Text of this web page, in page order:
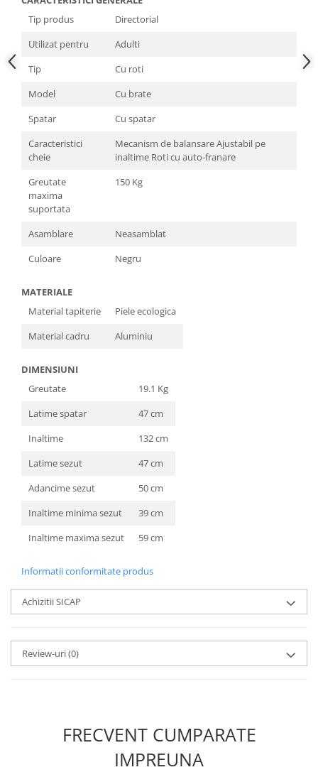
Tip produs
Directorial
Utilizat pentru
Adulti
Tip
Cu roti
Model
Cu brate
Spatar
Cu spatar
Caracteristici
cheie
Mecanism de balansare Ajustabil pe
inaltime Roti cu auto-franare
Greutate
maxima
suportata
150 Kg
Asamblare
Neasamblat
Culoare
Negru
MATERIALE
Material tapiterie
Piele ecologica
Material cadru
Aluminiu
DIMENSIUNI
Greutate
19.1 Kg
Latime spatar
47 cm
Inaltime
132 cm
Latime sezut
47 cm
Adancime sezut
50 cm
Inaltime minima sezut
39 cm
Inaltime maxima sezut
59 cm
Informatii conformitate produs
Achizitii SICAP
Review-uri(0)
FRECVENT CUMPARATE
IMPREUNA